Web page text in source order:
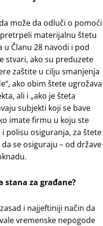
može da odluči o pomoći
materijalnu štetu
Članu 28 navodi i pod
stvari, ako su preduzete
zaštite u cilju smanjenja
ako obim štete ugrožava
ali i „ako je šteta
subjekti koji se bave
imate firmu u koju ste
polisu osiguranja, za štete
se osiguraju – od države
stana za građane?
i najjeftiniji način da
vremenske nepogode